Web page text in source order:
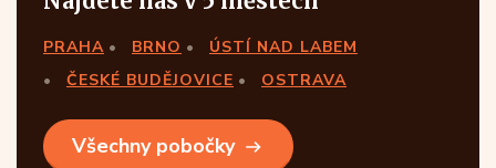
PRAHA BRNO
ÚSTÍ NAD LABEM
ČESKÉ BUDĚJOVICE
OSTRAVA
Všechny pobočky